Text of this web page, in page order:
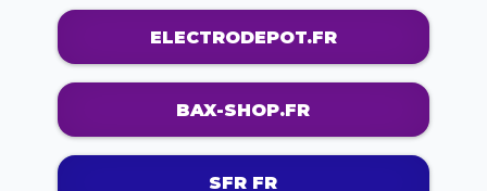
ELECTRODEPOT.FR
BAX-SHOP.FR
SFR FR